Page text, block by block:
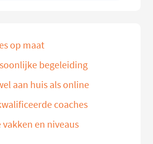
op maat
begeleiding
aan huis als online
coaches
vakken en niveaus